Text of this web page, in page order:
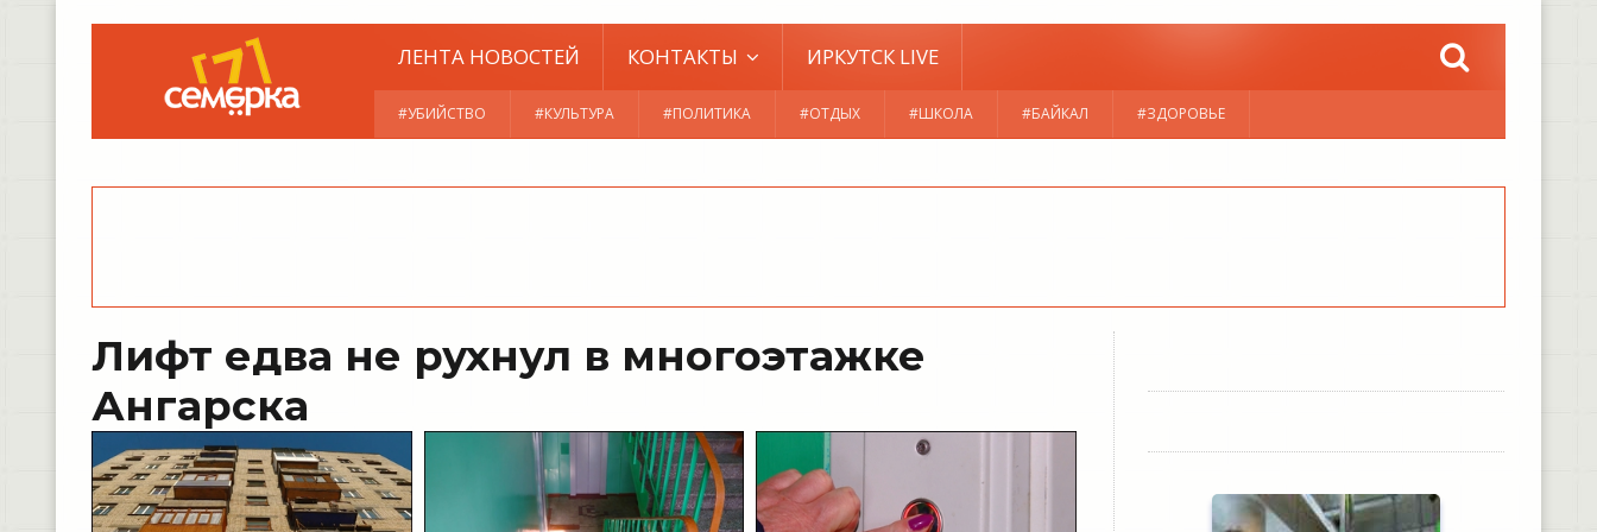
ЛЕНТА НОВОСТЕЙ КОНТАКТЫ ИРКУТСК LIVE
#УБИЙСТВО #КУЛЬТУРА #ПОЛИТИКА #ОТДЫХ #ШКОЛА #БАЙКАЛ #ЗДОРОВЬЕ
Лифт едва не рухнул в многоэтажке
Ангарска